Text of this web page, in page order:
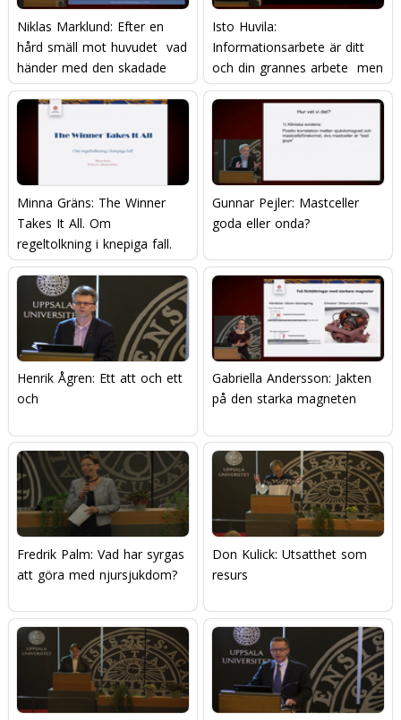
Niklas Marklund: Efter en
hård smäll mot huvudet  vad
händer med den skadade
hjärnan?
Isto Huvila:
Informationsarbete är ditt
och din grannes arbete  men
hur gör man?
Minna Gräns: The Winner
Takes It All. Om
regeltolkning i knepiga fall.
Gunnar Pejler: Mastceller 
goda eller onda?
Henrik Ågren: Ett att och ett
och
Gabriella Andersson: Jakten
på den starka magneten
Fredrik Palm: Vad har syrgas
att göra med njursjukdom?
Don Kulick: Utsatthet som
resurs